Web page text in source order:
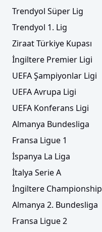
Trendyol Süper Lig
Trendyol 1. Lig
Ziraat Türkiye Kupası
İngiltere Premier Ligi
UEFA Şampiyonlar Ligi
UEFA Avrupa Ligi
UEFA Konferans Ligi
Almanya Bundesliga
Fransa Ligue 1
İspanya La Liga
İtalya Serie A
İngiltere Championship
Almanya 2. Bundesliga
Fransa Ligue 2